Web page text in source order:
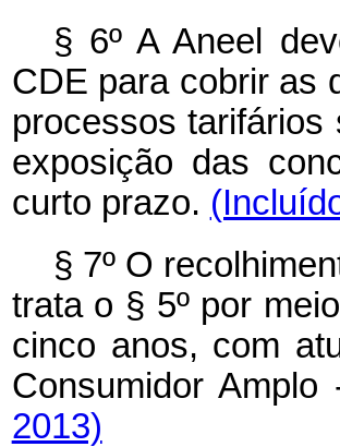
§ 6º A Aneel
CDE para cobrir as
processos
exposição das
curto prazo.
§ 7º O
trata o § 5º por
cinco anos, com
Consumidor Amplo
2013)